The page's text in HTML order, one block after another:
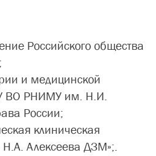
Российского общества
и медицинской
ВО РНИМУ им. Н.И.
России;
клиническая
Алексеева ДЗМ»;.